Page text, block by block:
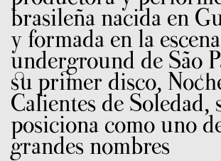
brasileña nacida en
y formada en la escena
underground de São
su primer disco,
Calientes de Soledad,
posiciona como uno
grandes nombres